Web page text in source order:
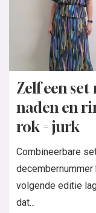
Zelf een
naden en
rok = jurk
Combineerbare
volgende editie
dat...